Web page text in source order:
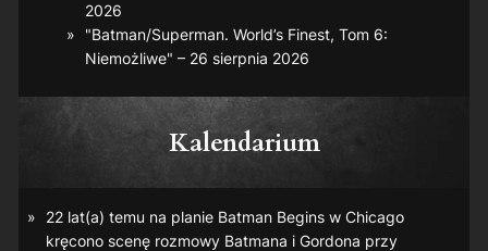
2026
"Batman/Superman. World’s Finest, Tom 6:
Niemożliwe" – 26 sierpnia 2026
Kalendarium
22 lat(a) temu na planie Batman Beginsw Chicago
kręcono scenę rozmowy Batmana i Gordona przy